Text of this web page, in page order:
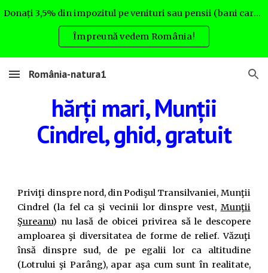
Skip to main content
Donați 3,5% din impozitul pe venituri sau pensii (bani care altfel nu rămân la Dvs.) pentru România natura. Uite cum:
Împreună vedem România!
România-natura1
hărți mari, Munții
Cindrel, ghid, gratuit
Priviţi dinspre nord, din Podişul Transilvaniei, Munţii
Cindrel (la fel ca şi vecinii lor dinspre vest, Munţii
Şureanu) nu lasă de obicei privirea să le descopere
amploarea şi diversitatea de forme de relief. Văzuţi
însă dinspre sud, de pe egalii lor ca altitudine
(Lotrului şi Parâng), apar aşa cum sunt în realitate,